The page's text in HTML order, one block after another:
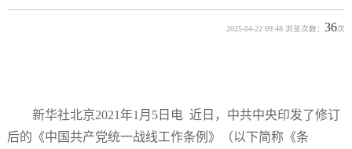
2025-04-22 09:48 浏览次数：36次
新华社北京2021年1月5日电 近日，中共中央印发了修订
后的《中国共产党统一战线工作条例》（以下简称《条